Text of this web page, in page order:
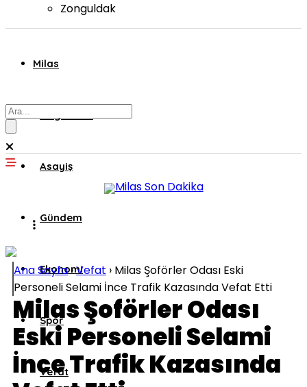
Zonguldak
Milas
Muğla’dan
Asayiş
Gündem
Ekonomi
Spor
Vefat
Ana Sayfa›Vefat › Milas Şoförler Odası Eski
Personeli Selami İnce Trafik Kazasında Vefat Etti
Milas Şoförler Odası
Eski Personeli Selami
İnce Trafik Kazasında